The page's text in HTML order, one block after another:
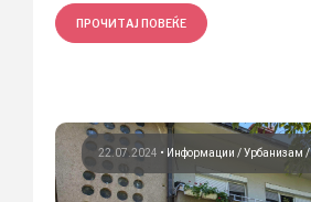
ПРОЧИТАЈ ПОВЕЌЕ
22.07.2024 • Информации Урбанизам